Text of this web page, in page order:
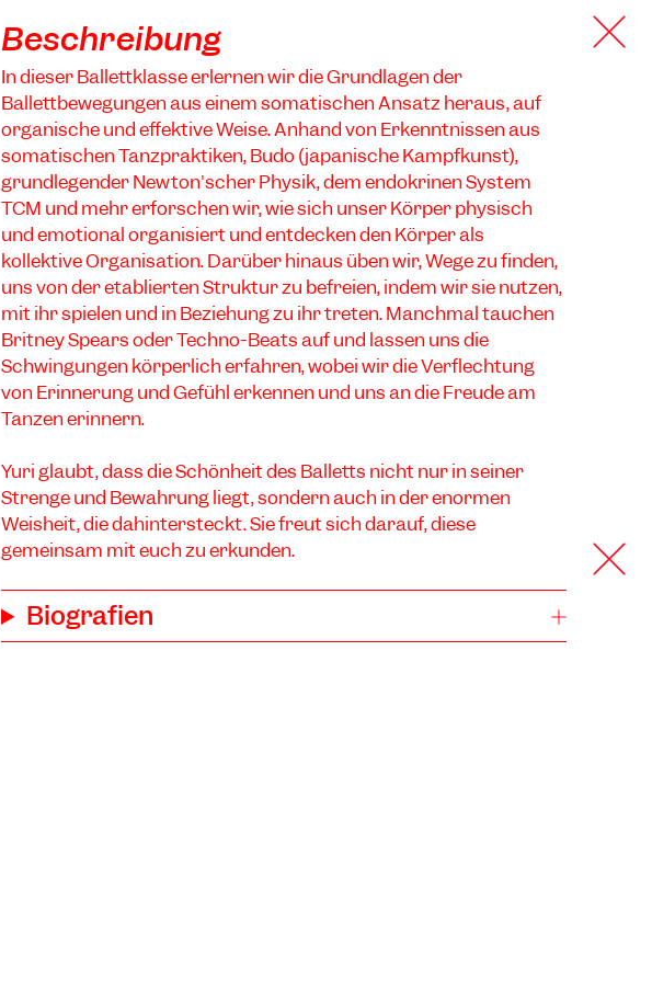
Beschreibung
In dieser Ballettklasse erlernen wir die Grundlagen der
Ballettbewegungen aus einem somatischen Ansatz heraus, auf
organische und effektive Weise. Anhand von Erkenntnissen aus
somatischen Tanzpraktiken, Budo (japanische Kampfkunst),
grundlegender Newton'scher Physik, dem endokrinen System
TCM und mehr erforschen wir, wie sich unser Körper physisch
und emotional organisiert und entdecken den Körper als
kollektive Organisation. Darüber hinaus üben wir, Wege zu finden,
uns von der etablierten Struktur zu befreien, indem wir sie nutzen,
mit ihr spielen und in Beziehung zu ihr treten. Manchmal tauchen
Britney Spears oder Techno-Beats auf und lassen uns die
Schwingungen körperlich erfahren, wobei wir die Verflechtung
von Erinnerung und Gefühl erkennen und uns an die Freude am
Tanzen erinnern.
Yuri glaubt, dass die Schönheit des Balletts nicht nur in seiner
Strenge und Bewahrung liegt, sondern auch in der enormen
Weisheit, die dahintersteckt. Sie freut sich darauf, diese
gemeinsam mit euch zu erkunden.
Biografien